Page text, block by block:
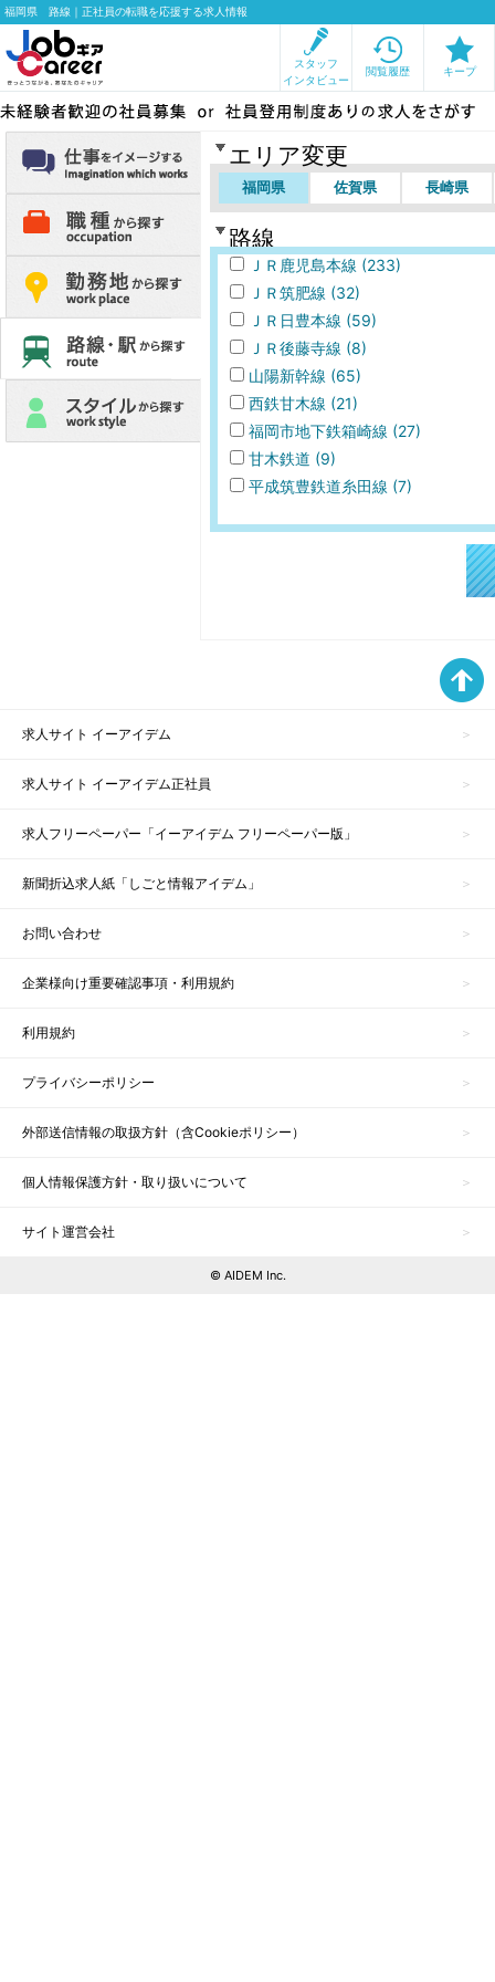
福岡県 路線｜正社員の転職を応援する求人情報
スタッフ
インタビュー
閲覧履歴 キープ
未経験者歓迎の社員募集or社員登用制度あり
の求人をさがす
エリア変更
福岡県 佐賀県 長崎県
路線
ＪＲ鹿児島本線 (233)
ＪＲ筑肥線 (32)
ＪＲ日豊本線 (59)
ＪＲ後藤寺線 (8)
山陽新幹線 (65)
西鉄甘木線 (21)
福岡市地下鉄箱崎線 (27)
甘木鉄道 (9)
平成筑豊鉄道糸田線 (7)
求人サイト イーアイデム
求人サイト イーアイデム正社員
求人フリーペーパー「イーアイデム フリーペーパー版」
新聞折込求人紙「しごと情報アイデム」
お問い合わせ
企業様向け重要確認事項・利用規約
利用規約
プライバシーポリシー
外部送信情報の取扱方針（含Cookieポリシー）
個人情報保護方針・取り扱いについて
サイト運営会社
© AIDEM Inc.